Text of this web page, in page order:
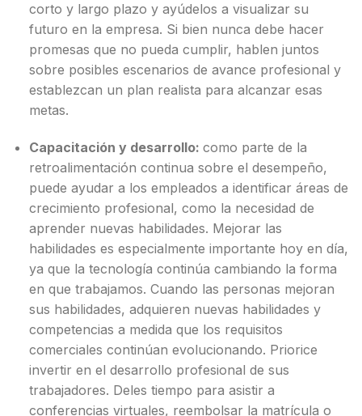
corto y largo plazo y ayúdelos a visualizar su
futuro en la empresa. Si bien nunca debe hacer
promesas que no pueda cumplir, hablen juntos
sobre posibles escenarios de avance profesional y
establezcan un plan realista para alcanzar esas
metas.
Capacitación y desarrollo: como parte de la
retroalimentación continua sobre el desempeño,
puede ayudar a los empleados a identificar áreas de
crecimiento profesional, como la necesidad de
aprender nuevas habilidades. Mejorar las
habilidades es especialmente importante hoy en día,
ya que la tecnología continúa cambiando la forma
en que trabajamos. Cuando las personas mejoran
sus habilidades, adquieren nuevas habilidades y
competencias a medida que los requisitos
comerciales continúan evolucionando. Priorice
invertir en el desarrollo profesional de sus
trabajadores. Deles tiempo para asistir a
conferencias virtuales, reembolsar la matrícula o